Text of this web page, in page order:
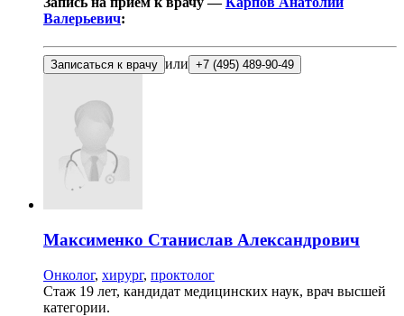
Валерьевич:
Записаться к врачу или +7 (495) 489-90-49
Максименко Станислав Александрович
Онколог, хирург, проктолог
Стаж 19 лет, кандидат медицинских наук, врач высшей
категории.